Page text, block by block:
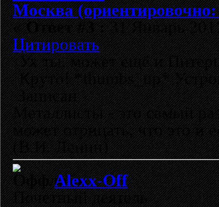
Москва
«Ответ #3 :31 Январь
Цитировать
Ух ты, может ещё и
Круто! *thumbs_up*
Записан
Металлисты - это самый
может отрицать, что это и
(В.И. Ленин)
Alexx-Off
Почетный деятель